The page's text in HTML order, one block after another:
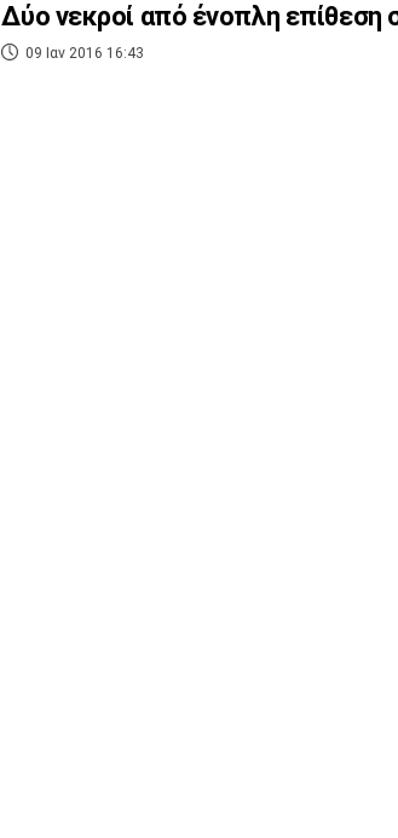
Δύο νεκροί από ένοπλη επίθεση
09 Ιαν 2016 16:43